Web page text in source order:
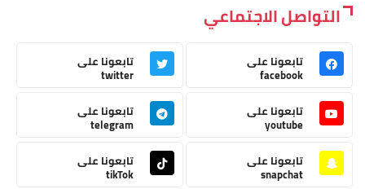
التواصل الاجتماعي
تابعونا على
facebook
تابعونا على
twitter
تابعونا على
youtube
تابعونا على
telegram
تابعونا على
snapchat
تابعونا على
tikTok